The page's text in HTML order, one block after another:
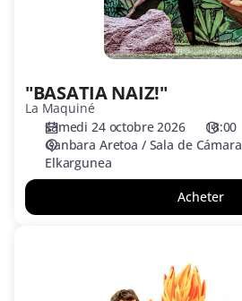
"BASATIA NAIZ!"
La Maquiné
samedi 24 octobre 2026
18:00
Ganbara Aretoa / Sala de Cámara
Elkargunea
Acheter